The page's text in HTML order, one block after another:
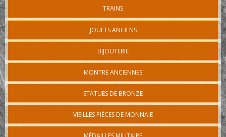
TRAINS
JOUETS ANCIENS
BIJOUTERIE
MONTRE ANCIENNES
STATUES DE BRONZE
VIEILLES PIÈCES DE MONNAIE